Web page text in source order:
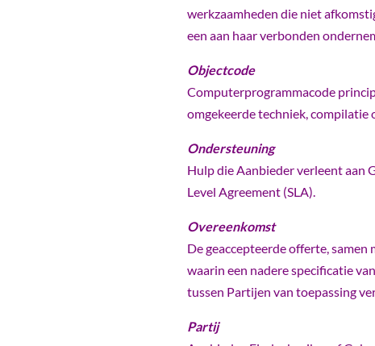
werkzaamheden die niet
een aan haar verbonden
Objectcode
Computerprogrammacode
omgekeerde techniek, compilatie
Ondersteuning
Hulp die Aanbieder verleent aan
Level Agreement (SLA).
Overeenkomst
De geaccepteerde offerte,
waarin een nadere specificatie
tussen Partijen van toepassing
Partij